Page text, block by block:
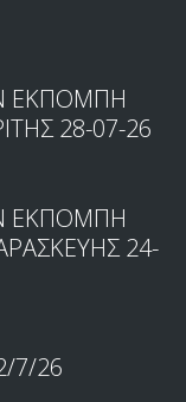
ΕΚΠΟΜΠΗ
28-07-26
ΕΚΠΟΜΠΗ
24-
7/26